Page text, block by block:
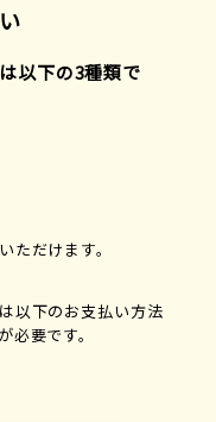
以下の3種類で
ただけます。
以下のお支払い方法
要です。